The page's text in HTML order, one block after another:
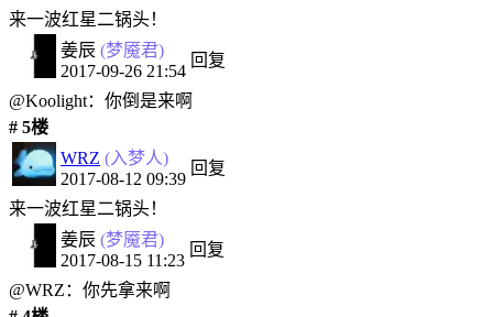
来一波红星二锅头！
姜辰 (梦魇君)
2017-09-26 21:54
回复
@Koolight：你倒是来啊
# 5楼
WRZ (入梦人)
2017-08-12 09:39
回复
来一波红星二锅头！
姜辰 (梦魇君)
2017-08-15 11:23
回复
@WRZ：你先拿来啊